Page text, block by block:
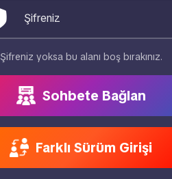
Şifreniz yoksa bu alanı boş bırakınız.
Sohbete Bağlan
Farklı Sürüm Girişi